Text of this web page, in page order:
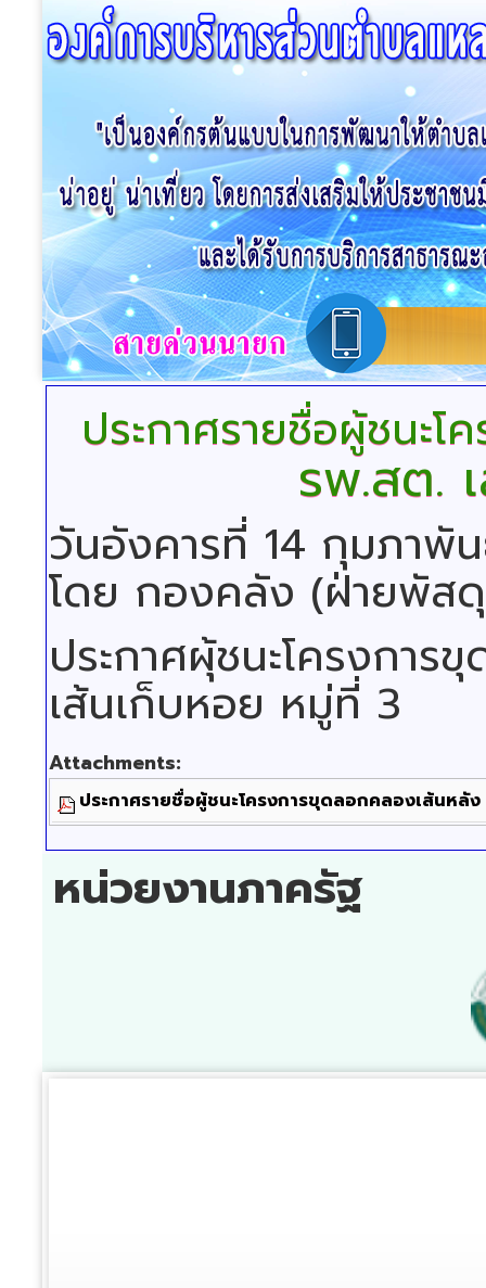
ประกาศรายชื่อผู้ชนะ
รพ.สต.
วันอังคารที่ 14 กุมภาพั
โดย กองคลัง (ฝ่ายพัส
ประกาศผุ้ชนะโครงกา
เส้นเก็บหอย หมู่ที่ 3
Attachments:
ประกาศรายชื่อผู้ชนะโครงการขุดลอกคลองเส้นหลั
หน่วยงานภาครัฐ